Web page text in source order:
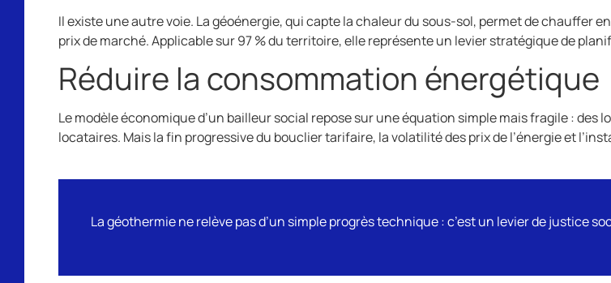
Il existe une autre voie. La géoénergie, qui capte la chaleur du sous-sol, permet de chauffer
prix de marché. Applicable sur 97 % du territoire, elle représente un levier stratégique de
Réduire la consommation énergétique
Le modèle économique d’un bailleur social repose sur une équation simple mais fragile :
locataires. Mais la fin progressive du bouclier tarifaire, la volatilité des prix de l’énergie et
La géothermie ne relève pas d’un simple progrès technique : c’est un levier de justice